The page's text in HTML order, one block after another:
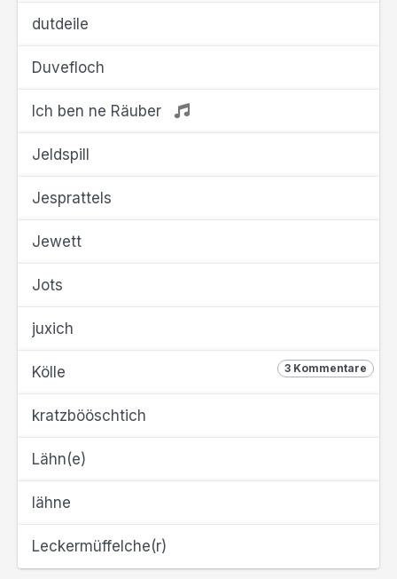
dutdeile
Duvefloch
Ich ben ne Räuber
Jeldspill
Jesprattels
Jewett
Jots
juxich
3 Kommentare
Kölle
kratzbööschtich
Lähn(e)
lähne
Leckermüffelche(r)